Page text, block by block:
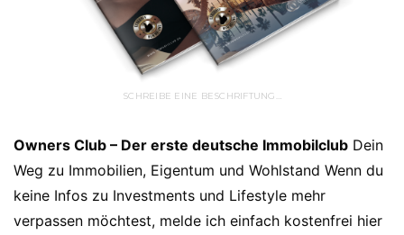
SCHREIBE EINE BESCHRIFTUNG…
Owners Club – Der erste deutsche Immobilclub Dein
Weg zu Immobilien, Eigentum und Wohlstand Wenn du
keine Infos zu Investments und Lifestyle mehr
verpassen möchtest, melde ich einfach kostenfrei hier